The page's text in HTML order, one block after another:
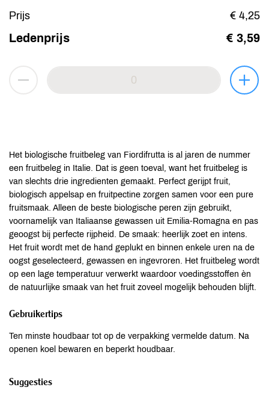
Prijs
€ 4,25
Ledenprijs € 3,59
Het biologische fruitbeleg van Fiordifrutta is al jaren de nummer
een fruitbeleg in Italie. Dat is geen toeval, want het fruitbeleg is
van slechts drie ingredienten gemaakt. Perfect gerijpt fruit,
biologisch appelsap en fruitpectine zorgen samen voor een pure
fruitsmaak. Alleen de beste biologische peren zijn gebruikt,
voornamelijk van Italiaanse gewassen uit Emilia-Romagna en pas
geoogst bij perfecte rijpheid. De smaak: heerlijk zoet en intens.
Het fruit wordt met de hand geplukt en binnen enkele uren na de
oogst geselecteerd, gewassen en ingevroren. Het fruitbeleg wordt
op een lage temperatuur verwerkt waardoor voedingsstoffen èn
de natuurlijke smaak van het fruit zoveel mogelijk behouden blijft.
Gebruikertips
Ten minste houdbaar tot op de verpakking vermelde datum. Na
openen koel bewaren en beperkt houdbaar.
Suggesties